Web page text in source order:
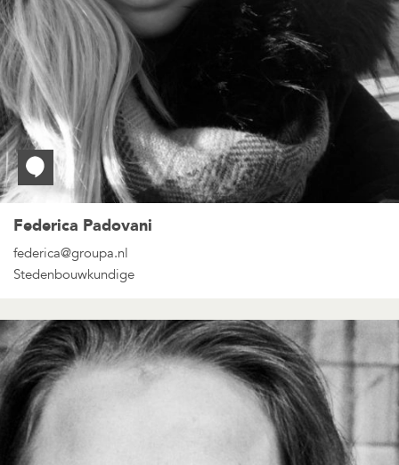
Federica Padovani
federica@groupa.nl
Stedenbouwkundige